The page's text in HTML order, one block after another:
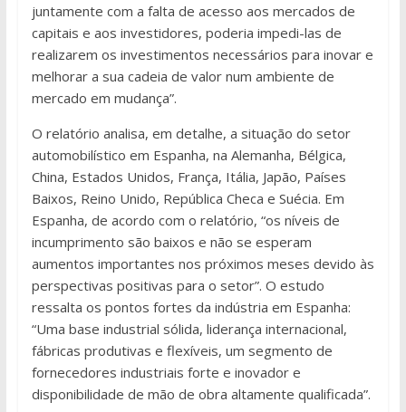
juntamente com a falta de acesso aos mercados de
capitais e aos investidores, poderia impedi-las de
realizarem os investimentos necessários para inovar e
melhorar a sua cadeia de valor num ambiente de
mercado em mudança”.
O relatório analisa, em detalhe, a situação do setor
automobilístico em Espanha, na Alemanha, Bélgica,
China, Estados Unidos, França, Itália, Japão, Países
Baixos, Reino Unido, República Checa e Suécia. Em
Espanha, de acordo com o relatório, “os níveis de
incumprimento são baixos e não se esperam
aumentos importantes nos próximos meses devido às
perspectivas positivas para o setor”. O estudo
ressalta os pontos fortes da indústria em Espanha:
“Uma base industrial sólida, liderança internacional,
fábricas produtivas e flexíveis, um segmento de
fornecedores industriais forte e inovador e
disponibilidade de mão de obra altamente qualificada”.